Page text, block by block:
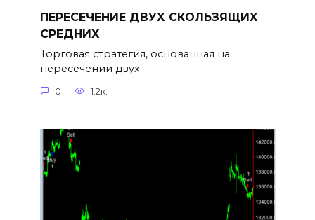
ПЕРЕСЕЧЕНИЕ ДВУХ СКОЛЬЗЯЩИХ
СРЕДНИХ
Торговая стратегия, основанная на
пересечении двух
0 1.2к.